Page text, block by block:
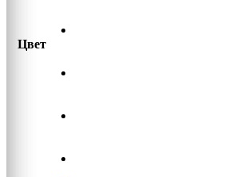
Цвет